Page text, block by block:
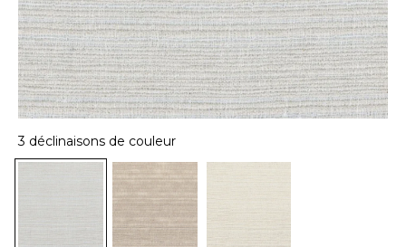
3 déclinaisons de couleur